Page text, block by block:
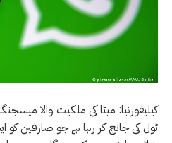
کیلیفورنیا: میٹا کی ملکیت والا
ٹول کی جانچ کر رہا ہے جو صارفین کو